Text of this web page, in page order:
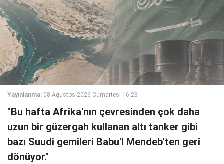
Yayınlanma: 08 Ağustos 2026 Cumartesi 16:28
"Bu hafta Afrika'nın çevresinden çok daha
uzun bir güzergah kullanan altı tanker gibi
bazı Suudi gemileri Babu'l Mendeb'ten geri
dönüyor."